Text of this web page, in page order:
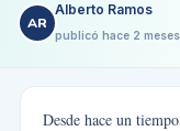
AR
Alberto Ramos
publicó hace 2 meses
Desde hace un